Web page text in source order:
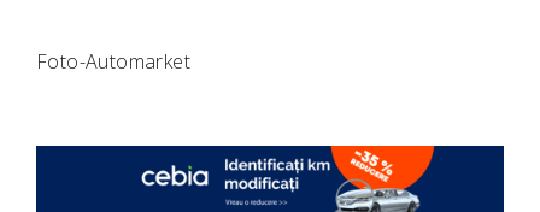
Foto-Automarket